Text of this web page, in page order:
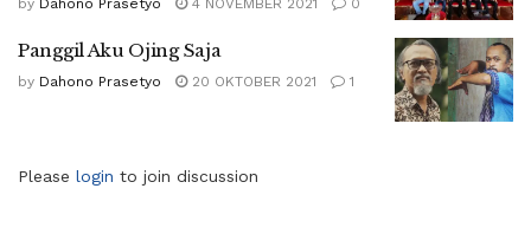
by Dahono Prasetyo 4 NOVEMBER 2021 0
Panggil Aku Ojing Saja
by Dahono Prasetyo 20 OKTOBER 2021 1
Please login to join discussion